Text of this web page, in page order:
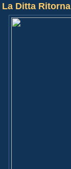
La Ditta Ritorna